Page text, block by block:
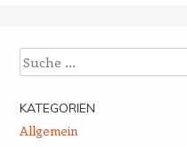
Suche
KATEGORIEN
Allgemein